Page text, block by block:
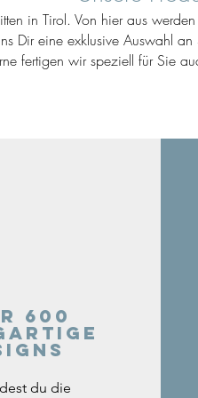
in Tirol. Von hier aus
Dir eine exklusive Auswahl
fertigen wir speziell für Sie
600
du die